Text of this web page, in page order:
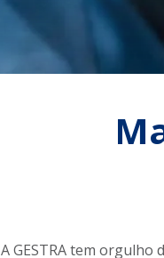
A GESTRA tem orgulho